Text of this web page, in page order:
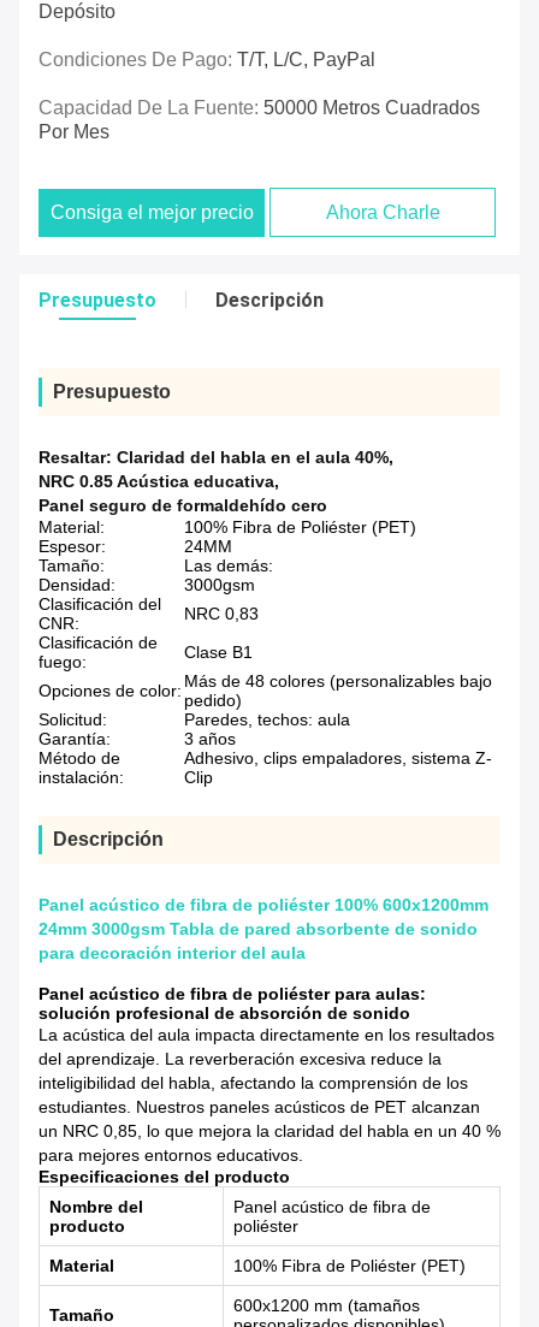
Depósito
Condiciones De Pago: T/T, L/C, PayPal
Capacidad De La Fuente: 50000 Metros Cuadrados
Por Mes
Consiga el mejor precio Ahora Charle
Presupuesto Descripción
Presupuesto
Resaltar: Claridad del habla en el aula 40%,
NRC 0.85 Acústica educativa,
Panel seguro de formaldehído cero
Material:
100% Fibra de Poliéster (PET)
Espesor:
24MM
Tamaño:
Las demás:
Densidad:
3000gsm
Clasificación del
CNR:
NRC 0,83
Clasificación de
fuego:
Clase B1
Opciones de color: Más de 48 colores (personalizables bajo
pedido)
Solicitud:
Paredes, techos: aula
Garantía:
3 años
Método de
instalación:
Adhesivo, clips empaladores, sistema Z-
Clip
Descripción
Panel acústico de fibra de poliéster 100% 600x1200mm
24mm 3000gsm Tabla de pared absorbente de sonido
para decoración interior del aula
Panel acústico de fibra de poliéster para aulas:
solución profesional de absorción de sonido
La acústica del aula impacta directamente en los resultados
del aprendizaje. La reverberación excesiva reduce la
inteligibilidad del habla, afectando la comprensión de los
estudiantes. Nuestros paneles acústicos de PET alcanzan
un NRC 0,85, lo que mejora la claridad del habla en un 40 %
para mejores entornos educativos.
Especificaciones del producto
Nombre del
producto
Panel acústico de fibra de
poliéster
Material 100% Fibra de Poliéster (PET)
Tamaño
600x1200 mm (tamaños